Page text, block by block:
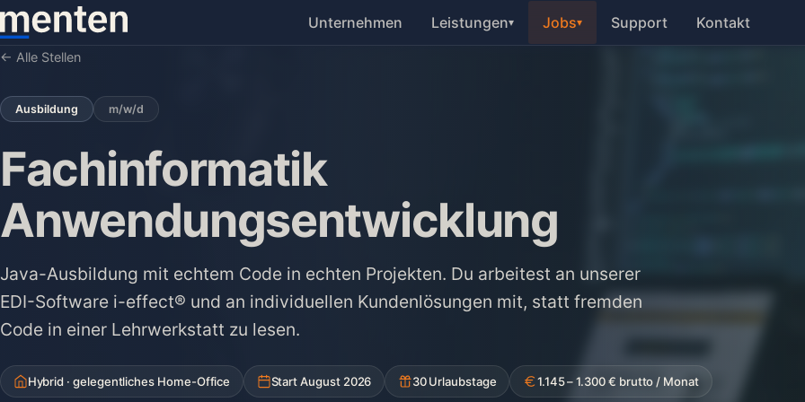
Unternehmen Leistungen▾ Jobs▾ Support Kontakt
← Alle Stellen
Ausbildung m/w/d
Fachinformatik
Anwendungsentwicklung
Java-Ausbildung mit echtem Code in echten Projekten. Du arbeitest an unserer
EDI-Software i-effect® und an individuellen Kundenlösungen mit, statt fremden
Code in einer Lehrwerkstatt zu lesen.
Hybrid · gelegentliches Home-Office Start August 2026 30 Urlaubstage 1.145 – 1.300 € brutto / Monat